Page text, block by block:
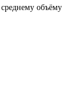
объёму